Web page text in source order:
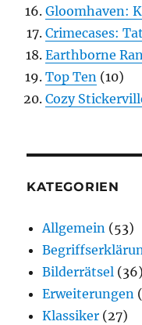
Gloomhaven:
Crimecases:
Earthborne
Top Ten (10)
Cozy
KATEGORIEN
Allgemein (53)
Bilderrätsel (36)
Erweiterungen
Klassiker (27)